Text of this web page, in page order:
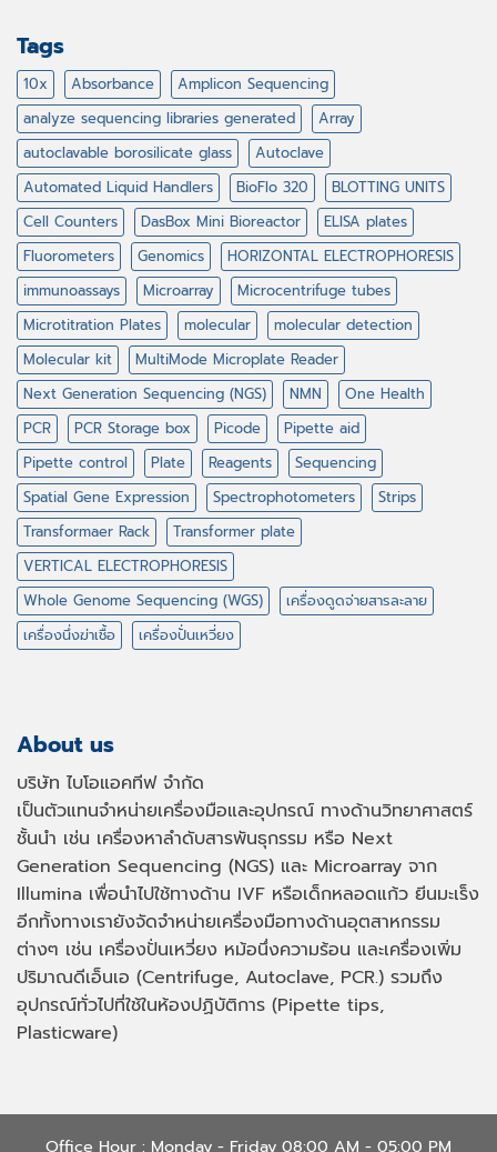
Tags
10x Absorbance
Amplicon Sequencing
analyze sequencing libraries generated
Array
autoclavable borosilicate glass
Autoclave
Automated Liquid Handlers
BioFlo 320
BLOTTING UNITS
Cell Counters
DasBox Mini Bioreactor
ELISA plates
Fluorometers
Genomics
HORIZONTAL ELECTROPHORESIS
immunoassays
Microarray
Microcentrifuge tubes
Microtitration Plates
molecular
molecular detection
Molecular kit
MultiMode Microplate Reader
Next Generation Sequencing (NGS)
NMN
One Health
PCR
PCR Storage box Picode
Pipette aid
Pipette control
Plate Reagents
Sequencing
Spatial Gene Expression
Spectrophotometers
Strips
Transformaer Rack
Transformer plate
VERTICAL ELECTROPHORESIS
Whole Genome Sequencing (WGS)
เครื่องดูดจ่ายสารละลาย
เครื่องนึ่งฆ่าเชื้อ
เครื่องปั่นเหวี่ยง
About us
บริษัท ไบโอแอคทีฟ จำกัด
เป็นตัวแทนจำหน่ายเครื่องมือและอุปกรณ์ ทางด้านวิทยาศาสตร์
ชั้นนำ เช่น เครื่องหาลำดับสารพันธุกรรม หรือ Next
Generation Sequencing (NGS) และ Microarray จาก
Illumina เพื่อนำไปใช้ทางด้าน IVF หรือเด็กหลอดแก้ว ยีนมะเร็ง
อีกทั้งทางเรายังจัดจำหน่ายเครื่องมือทางด้านอุตสาหกรรม
ต่างๆ เช่น เครื่องปั่นเหวี่ยง หม้อนึ่งความร้อน และเครื่องเพิ่ม
ปริมาณดีเอ็นเอ (Centrifuge, Autoclave, PCR.) รวมถึง
อุปกรณ์ทั่วไปที่ใช้ในห้องปฏิบัติการ (Pipette tips,
Plasticware)
Office Hour : Monday - Friday 08:00 AM - 05:00 PM